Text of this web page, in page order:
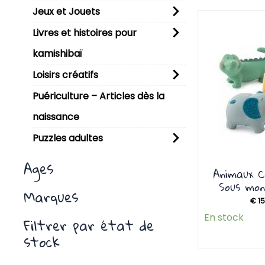
Jeux et Jouets
Livres et histoires pour
kamishibaï
Loisirs créatifs
Puériculture – Articles dès la
naissance
Puzzles adultes
Ages
Marques
Filtrer par état de
stock
Animaux
Sous
€
En stock